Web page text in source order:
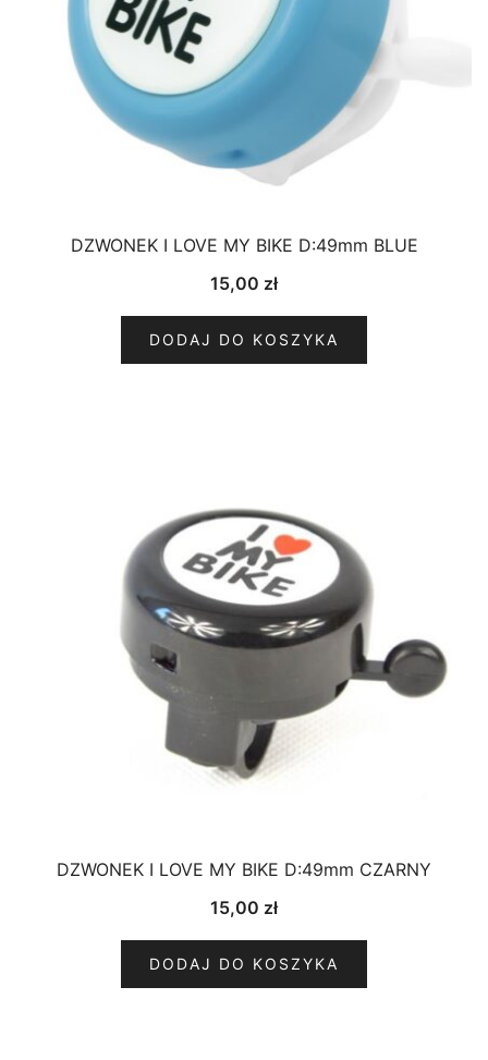
DZWONEK I LOVE MY BIKE D:49mm BLUE
15,00 zł
DODAJ DO KOSZYKA
DZWONEK I LOVE MY BIKE D:49mm CZARNY
15,00 zł
DODAJ DO KOSZYKA